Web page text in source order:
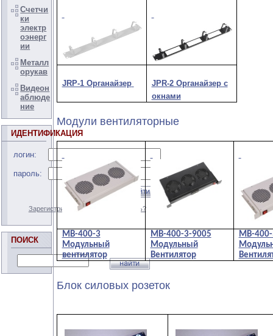
Счетчи
ки
электр
оэнерг
ии
Металл
орукав
Видеон
аблюде
ние
ИДЕНТИФИКАЦИЯ
логин:
пароль:
Зарегистрироваться Забыли пароль?
ПОИСК
JRP-1 Органайзер
JPR-2 Органайзер с
окнами
Модули вентиляторные
МВ-400-3
Модульный
вентилятор
МВ-400-3-9005
Модульный
Вентилятор
МВ-
Блок силовых розеток